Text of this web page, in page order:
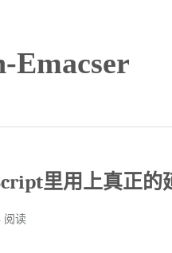
Emacser
里用上真正的
阅读